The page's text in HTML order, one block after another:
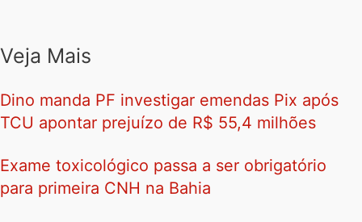
Veja Mais
Dino manda PF investigar emendas Pix após
TCU apontar prejuízo de R$ 55,4 milhões
Exame toxicológico passa a ser obrigatório
para primeira CNH na Bahia